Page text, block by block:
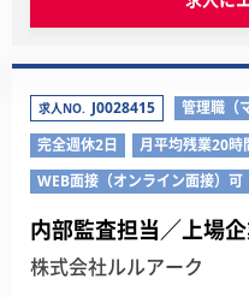
求人NO. J0028415 管理職（
完全週休2日
月平均残業20時
WEB面接（オンライン面接）可
内部監査担当／上場
株式会社ルルアーク